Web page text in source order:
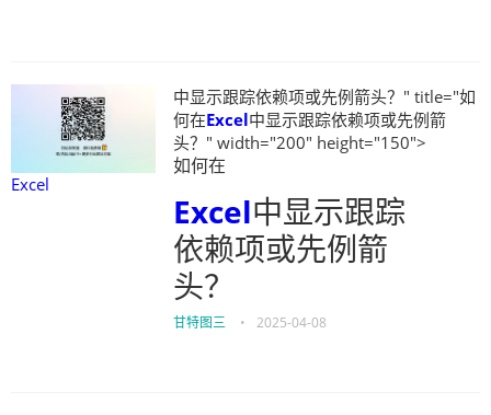
Excel
中显示跟踪依赖项或先例箭头？" title="如
何在Excel中显示跟踪依赖项或先例箭
头？" width="200" height="150">
如何在
Excel中显示跟踪
依赖项或先例箭
头？
甘特图三 • 2025-04-08